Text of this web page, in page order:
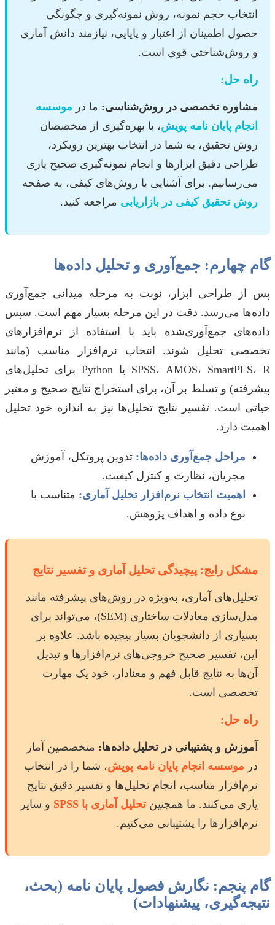
انتخاب حجم نمونه، روش نمونه‌گیری و چگونگی
حصول اطمینان از اعتبار و پایایی، نیازمند دانش آماری
و روش‌شناختی قوی است.
راه حل:
مشاوره تخصصی در روش‌شناسی: ما در موسسه
انجام پایان نامه پویش، با بهره‌گیری از متخصصان
روش تحقیق، به شما در انتخاب بهترین رویکرد،
طراحی دقیق ابزارها و انجام نمونه‌گیری صحیح یاری
می‌رسانیم. برای آشنایی با روش‌های کیفی، به صفحه
روش تحقیق کیفی در بازاریابی مراجعه کنید.
گام چهارم: جمع‌آوری و تحلیل داده‌ها
پس از طراحی ابزار، نوبت به مرحله میدانی جمع‌آوری
داده‌ها می‌رسد. دقت در این مرحله بسیار مهم است. سپس
داده‌های جمع‌آوری‌شده باید با استفاده از نرم‌افزارهای
تخصصی تحلیل شوند. انتخاب نرم‌افزار مناسب (مانند
SPSS، AMOS، SmartPLS، R یا Python برای تحلیل‌های
پیشرفته) و تسلط بر آن، برای استخراج نتایج صحیح و معتبر
حیاتی است. تفسیر نتایج تحلیل‌ها نیز به اندازه خود تحلیل
اهمیت دارد.
مراحل جمع‌آوری داده‌ها: تدوین پروتکل، آموزش
مجریان، نظارت و کنترل کیفیت.
اهمیت انتخاب نرم‌افزار تحلیل آماری: متناسب با
نوع داده و اهداف پژوهش.
مشکل رایج: پیچیدگی تحلیل آماری و تفسیر نتایج
تحلیل‌های آماری، به‌ویژه در روش‌های پیشرفته مانند
مدل‌سازی معادلات ساختاری (SEM)، می‌تواند برای
بسیاری از دانشجویان بسیار پیچیده باشد. علاوه بر
این، تفسیر صحیح خروجی‌های نرم‌افزارها و تبدیل
آن‌ها به نتایج قابل فهم و معنادار، خود یک مهارت
تخصصی است.
راه حل:
آموزش و پشتیبانی در تحلیل داده‌ها: متخصصین آمار
در موسسه انجام پایان نامه پویش، شما را در انتخاب
نرم‌افزار مناسب، انجام تحلیل‌ها و تفسیر دقیق نتایج
یاری می‌کنند. ما همچنین تحلیل آماری با SPSS
و سایر
نرم‌افزارها را پشتیبانی می‌کنیم.
گام پنجم: نگارش فصول پایان نامه (بحث،
نتیجه‌گیری، پیشنهادات)